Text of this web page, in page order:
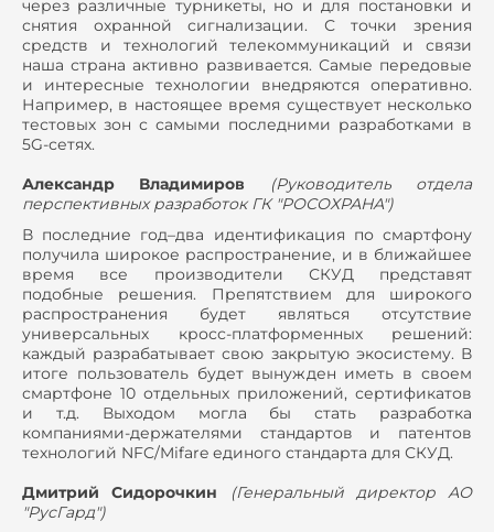
через различные турникеты, но и для постановки и
снятия охранной сигнализации. С точки зрения
средств и технологий телекоммуникаций и связи
наша страна активно развивается. Самые передовые
и интересные технологии внедряются оперативно.
Например, в настоящее время существует несколько
тестовых зон с самыми последними разработками в
5G-сетях.
Александр Владимиров
(Руководитель отдела
перспективных разработок ГК "РОСОХРАНА")
В последние год–два идентификация по смартфону
получила широкое распространение, и в ближайшее
время все производители СКУД представят
подобные решения. Препятствием для широкого
распространения будет являться отсутствие
универсальных кросс-платформенных решений:
каждый разрабатывает свою закрытую экосистему. В
итоге пользователь будет вынужден иметь в своем
смартфоне 10 отдельных приложений, сертификатов
и т.д. Выходом могла бы стать разработка
компаниями-держателями стандартов и патентов
технологий NFC/Mifare единого стандарта для СКУД.
Дмитрий Сидорочкин
(Генеральный директор АО
"РусГард")